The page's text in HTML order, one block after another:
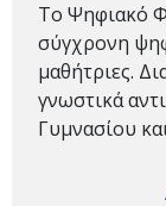
Το Ψηφιακό
σύγχρονη
μαθήτριες.
γνωστικά
Γυμνασίου